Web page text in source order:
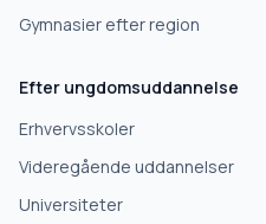
Gymnasier efter region
Efter ungdomsuddannelse
Erhvervsskoler
Videregående uddannelser
Universiteter